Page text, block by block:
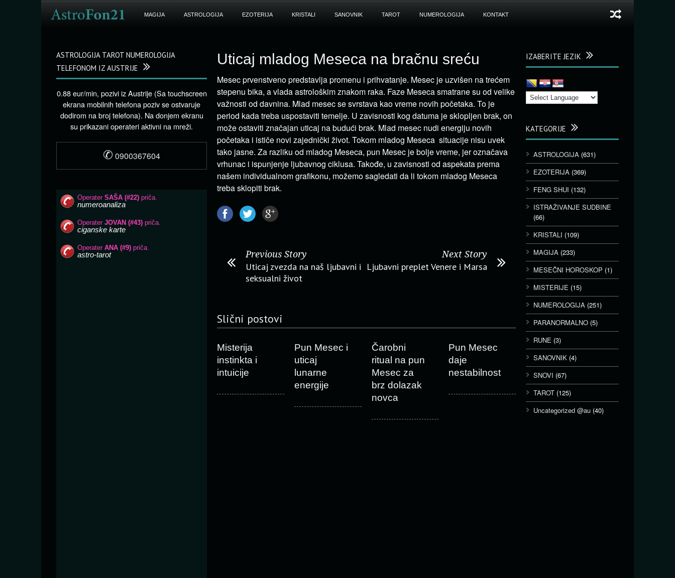
MAGIJA ASTROLOGIJA EZOTERIJA KRISTALI SANOVNIK TAROT NUMEROLOGIJA KONTAKT
Uticaj mladog Meseca na bračnu sreću
Mesec prvenstveno predstavlja promenu i prihvatanje. Mesec je uzvišen na trećem
stepenu bika, a vlada astrološkim znakom raka. Faze Meseca smatrane su od velike
važnosti od davnina. Mlad mesec se svrstava kao vreme novih početaka. To je
period kada treba uspostaviti temelje. U zavisnosti kog datuma je sklopljen brak, on
može ostaviti značajan uticaj na budući brak. Mlad mesec nudi energiju novih
početaka i ističe novi zajednički život. Tokom mladog Meseca situacije nisu uvek
tako jasne. Za razliku od mladog Meseca, pun Mesec je bolje vreme, jer označava
vrhunac i ispunjenje ljubavnog ciklusa. Takođe, u zavisnosti od aspekata prema
našem individualnom grafikonu, možemo sagledati da li tokom mladog Meseca
treba sklopiti brak.
Previous Story
Uticaj zvezda na naš ljubavni i
seksualni život
Next Story
Ljubavni preplet Venere i Marsa
Slični postovi
Misterija
instinkta i
intuicije
Pun Mesec i
uticaj
lunarne
energije
Čarobni
ritual na pun
Mesec za
brz dolazak
novca
Pun Mesec
daje
nestabilnost
IZABERITE JEZIK
KATEGORIJE
ASTROLOGIJA (631)
EZOTERIJA (369)
FENG SHUI (132)
ISTRAŽIVANJE SUDBINE
(66)
KRISTALI (109)
MAGIJA (233)
MESEČNI HOROSKOP (1)
MISTERIJE (15)
NUMEROLOGIJA (251)
PARANORMALNO (5)
RUNE (3)
SANOVNIK (4)
SNOVI (67)
TAROT (125)
Uncategorized @au (40)
ASTROLOGIJA TAROT NUMEROLOGIJA
TELEFONOM IZ AUSTRIJE
0.88 eur/min, pozivi iz Austrije (Sa touchscreen
ekrana mobilnih telefona poziv se ostvaruje
dodirom na broj telefona). Na donjem ekranu
su prikazani operateri aktivni na mreži.
✆ 0900367604